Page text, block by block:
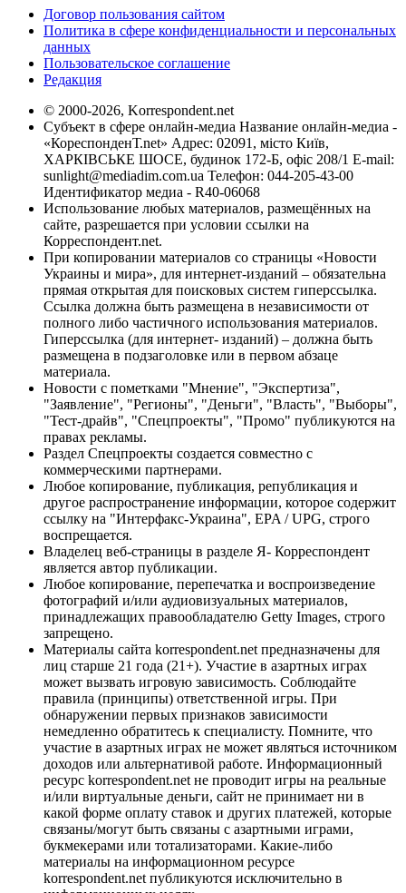
Договор пользования сайтом
Политика в сфере конфиденциальности и персональных
данных
Пользовательское соглашение
Редакция
© 2000-2026, Korrespondent.net
Субъект в сфере онлайн-медиа Название онлайн-медиа -
«КореспонденТ.net» Адрес: 02091, місто Київ,
ХАРКІВСЬКЕ ШОСЕ, будинок 172-Б, офіс 208/1 E-mail:
sunlight@mediadim.com.ua Телефон: 044-205-43-00
Идентификатор медиа - R40-06068
Использование любых материалов, размещённых на
сайте, разрешается при условии ссылки на
Корреспондент.net.
При копировании материалов со страницы «Новости
Украины и мира», для интернет-изданий – обязательна
прямая открытая для поисковых систем гиперссылка.
Ссылка должна быть размещена в независимости от
полного либо частичного использования материалов.
Гиперссылка (для интернет- изданий) – должна быть
размещена в подзаголовке или в первом абзаце
материала.
Новости с пометками "Мнение", "Экспертиза",
"Заявление", "Регионы", "Деньги", "Власть", "Выборы",
"Тест-драйв", "Спецпроекты", "Промо" публикуются на
правах рекламы.
Раздел Спецпроекты создается совместно с
коммерческими партнерами.
Любое копирование, публикация, републикация и
другое распространение информации, которое содержит
ссылку на "Интерфакс-Украина", EPA / UPG, строго
воспрещается.
Владелец веб-страницы в разделе Я- Корреспондент
является автор публикации.
Любое копирование, перепечатка и воспроизведение
фотографий и/или аудиовизуальных материалов,
принадлежащих правообладателю Getty Images, строго
запрещено.
Материалы сайта korrespondent.net предназначены для
лиц старше 21 года (21+). Участие в азартных играх
может вызвать игровую зависимость. Соблюдайте
правила (принципы) ответственной игры. При
обнаружении первых признаков зависимости
немедленно обратитесь к специалисту. Помните, что
участие в азартных играх не может являться источником
доходов или альтернативой работе. Информационный
ресурс korrespondent.net не проводит игры на реальные
и/или виртуальные деньги, сайт не принимает ни в
какой форме оплату ставок и других платежей, которые
связаны/могут быть связаны с азартными играми,
букмекерами или тотализаторами. Какие-либо
материалы на информационном ресурсе
korrespondent.net публикуются исключительно в